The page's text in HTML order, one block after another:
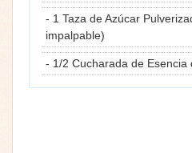
- 1 Taza de Azúcar
impalpable)
- 1/2 Cucharada de Esencia